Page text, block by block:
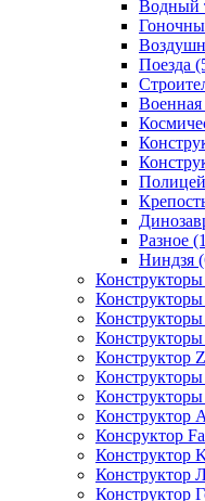
Водный
Поезда
Военная
Разное
Ниндзя
Конструктор
Конструктор
Консруктор
Конструктор
Конструктор
Конструктор